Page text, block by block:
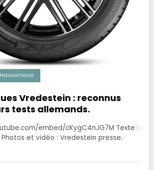
PNEUMATIQUES
Vredestein : reconnus
tests allemands.
embed/cKygC4nJG7M Texte :
et vidéo : Vredestein presse.